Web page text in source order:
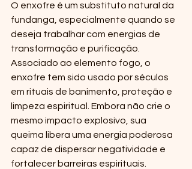
O enxofre é um substituto natural da
fundanga, especialmente quando se
deseja trabalhar com energias de
transformação e purificação.
Associado ao elemento fogo, o
enxofre tem sido usado por séculos
em rituais de banimento, proteção e
limpeza espiritual. Embora não crie o
mesmo impacto explosivo, sua
queima libera uma energia poderosa
capaz de dispersar negatividade e
fortalecer barreiras espirituais.